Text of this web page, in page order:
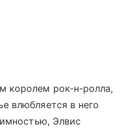
королем рок-н-ролла,
влюбляется в него
Элвис